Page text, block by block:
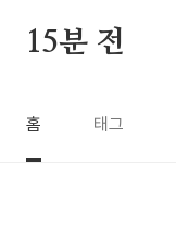
15분 전
홈 태그